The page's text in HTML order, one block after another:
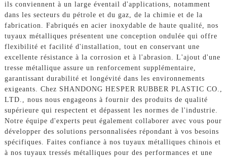
ils conviennent à un large éventail d'applications, notamment
dans les secteurs du pétrole et du gaz, de la chimie et de la
fabrication. Fabriqués en acier inoxydable de haute qualité, nos
tuyaux métalliques présentent une conception ondulée qui offre
flexibilité et facilité d'installation, tout en conservant une
excellente résistance à la corrosion et à l'abrasion. L'ajout d'une
tresse métallique assure un renforcement supplémentaire,
garantissant durabilité et longévité dans les environnements
exigeants. Chez SHANDONG HESPER RUBBER PLASTIC CO.,
LTD., nous nous engageons à fournir des produits de qualité
supérieure qui respectent et dépassent les normes de l'industrie.
Notre équipe d'experts peut également collaborer avec vous pour
développer des solutions personnalisées répondant à vos besoins
spécifiques. Faites confiance à nos tuyaux métalliques chinois et
à nos tuyaux tressés métalliques pour des performances et une